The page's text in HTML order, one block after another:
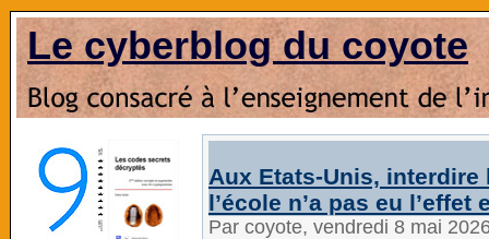
Le cyberblog du coyote
Aux Etats-Unis,
l’école n’a pas eu l’effet
Par coyote, vendredi 8 mai